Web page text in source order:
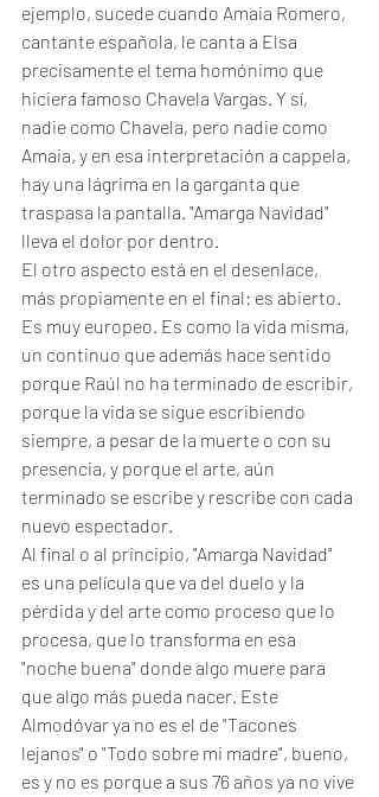
ejemplo, sucede cuando Amaia Romero,
cantante española, le canta a Elsa
precisamente el tema homónimo que
hiciera famoso Chavela Vargas. Y sí,
nadie como Chavela, pero nadie como
Amaia, y en esa interpretación a cappela,
hay una lágrima en la garganta que
traspasa la pantalla. "Amarga Navidad"
lleva el dolor por dentro.
El otro aspecto está en el desenlace,
más propiamente en el final: es abierto.
Es muy europeo. Es como la vida misma,
un continuo que además hace sentido
porque Raúl no ha terminado de escribir,
porque la vida se sigue escribiendo
siempre, a pesar de la muerte o con su
presencia, y porque el arte, aún
terminado se escribe y rescribe con cada
nuevo espectador.
Al final o al principio, "Amarga Navidad"
es una película que va del duelo y la
pérdida y del arte como proceso que lo
procesa, que lo transforma en esa
"noche buena" donde algo muere para
que algo más pueda nacer. Este
Almodóvar ya no es el de "Tacones
lejanos" o "Todo sobre mi madre", bueno,
es y no es porque a sus 76 años ya no vive